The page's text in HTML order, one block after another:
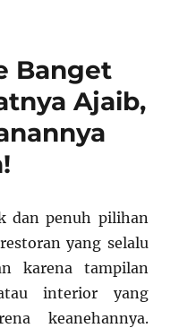
Banget
Ajaib,
dan penuh pilihan
yang selalu
karena tampilan
interior yang
keanehannya.